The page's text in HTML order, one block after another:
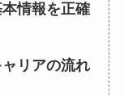
情報を正確
リアの流れ